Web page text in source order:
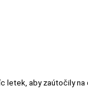
letek, aby zaútočily